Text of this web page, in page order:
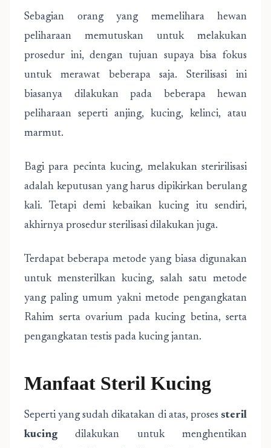
Sebagian orang yang memelihara hewan
peliharaan memutuskan untuk melakukan
prosedur ini, dengan tujuan supaya bisa fokus
untuk merawat beberapa saja. Sterilisasi ini
biasanya dilakukan pada beberapa hewan
peliharaan seperti anjing, kucing, kelinci, atau
marmut.
Bagi para pecinta kucing, melakukan steririlisasi
adalah keputusan yang harus dipikirkan berulang
kali. Tetapi demi kebaikan kucing itu sendiri,
akhirnya prosedur sterilisasi dilakukan juga.
Terdapat beberapa metode yang biasa digunakan
untuk mensterilkan kucing, salah satu metode
yang paling umum yakni metode pengangkatan
Rahim serta ovarium pada kucing betina, serta
pengangkatan testis pada kucing jantan.
Manfaat Steril Kucing
Seperti yang sudah dikatakan di atas, proses steril
kucing dilakukan untuk menghentikan